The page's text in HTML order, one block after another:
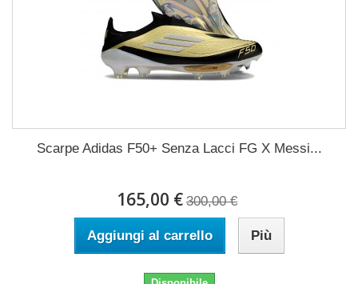
Scarpe Adidas F50+ Senza Lacci FG X Messi...
165,00 € 300,00 €
Aggiungi al carrello Più